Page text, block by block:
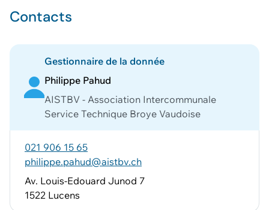
Contacts
Gestionnaire de la donnée
Philippe Pahud
AISTBV - Association Intercommunale
Service Technique Broye Vaudoise
021 906 15 65
philippe.pahud@aistbv.ch
Av. Louis-Edouard Junod 7
1522 Lucens